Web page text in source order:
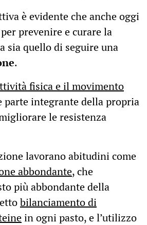
è evidente che anche oggi
prevenire e curare la
sia quello di seguire una
.
fisica e il movimento
parte integrante della propria
le resistenza
lavorano abitudini come
abbondante, che
più abbondante della
bilanciamento di
in ogni pasto, e l’utilizzo